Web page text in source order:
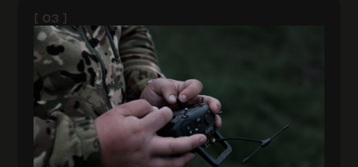
[ 03 ]